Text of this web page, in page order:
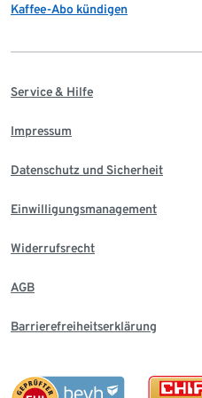
Kaffee-Abo kündigen
Service & Hilfe
Impressum
Datenschutz und Sicherheit
Einwilligungsmanagement
Widerrufsrecht
AGB
Barrierefreiheitserklärung